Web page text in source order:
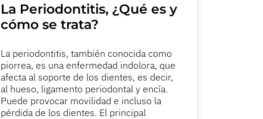
La Periodontitis, ¿Qué es y
cómo se trata?
La periodontitis, también conocida como
piorrea, es una enfermedad indolora, que
afecta al soporte de los dientes, es decir,
al hueso, ligamento periodontal y encía.
Puede provocar movilidad e incluso la
pérdida de los dientes. El principal